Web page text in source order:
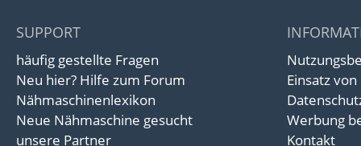
SUPPORT
häufig gestellte Fragen
Neu hier? Hilfe zum Forum
Nähmaschinenlexikon
Neue Nähmaschine gesucht
unsere Partner
Einsatz
Werbung
Kontakt